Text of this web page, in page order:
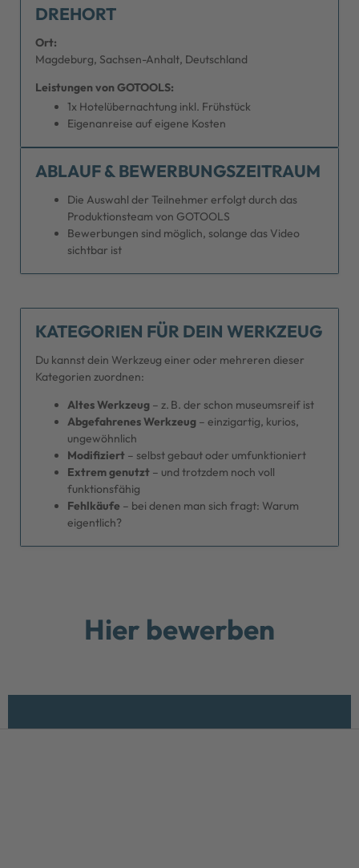
DREHORT
Ort:
Magdeburg, Sachsen-Anhalt, Deutschland
Leistungen von GOTOOLS:
1x Hotelübernachtung inkl. Frühstück
Eigenanreise auf eigene Kosten
ABLAUF & BEWERBUNGSZEITRAUM
Die Auswahl der Teilnehmer erfolgt durch das
Produktionsteam von GOTOOLS
Bewerbungen sind möglich, solange das Video
sichtbar ist
KATEGORIEN FÜR DEIN WERKZEUG
Du kannst dein Werkzeug einer oder mehreren dieser
Kategorien zuordnen:
Altes Werkzeug– z. B. der schon museumsreif ist
Abgefahrenes Werkzeug– einzigartig, kurios,
ungewöhnlich
Modifiziert– selbst gebaut oder umfunktioniert
Extrem genutzt– und trotzdem noch voll
funktionsfähig
Fehlkäufe – bei denen man sich fragt: Warum
eigentlich?
Hier bewerben